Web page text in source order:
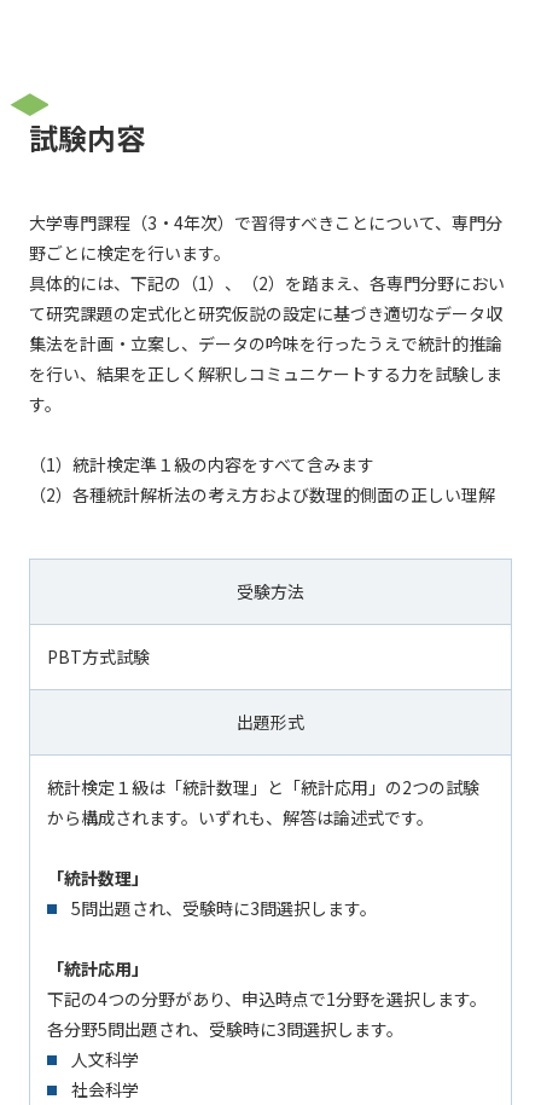
試験内容
大学専門課程（3・4年次）で習得すべきことについて、専門分
野ごとに検定を行います。
具体的には、下記の（1）、（2）を踏まえ、各専門分野におい
て研究課題の定式化と研究仮説の設定に基づき適切なデータ収
集法を計画・立案し、データの吟味を行ったうえで統計的推論
を行い、結果を正しく解釈しコミュニケートする力を試験しま
す。
（1）統計検定準１級の内容をすべて含みます
（2）各種統計解析法の考え方および数理的側面の正しい理解
受験方法
PBT方式試験
出題形式
統計検定１級は「統計数理」と「統計応用」の2つの試験
から構成されます。いずれも、解答は論述式です。
「統計数理」
5問出題され、受験時に3問選択します。
「統計応用」
下記の4つの分野があり、申込時点で1分野を選択します。
各分野5問出題され、受験時に3問選択します。
人文科学
社会科学